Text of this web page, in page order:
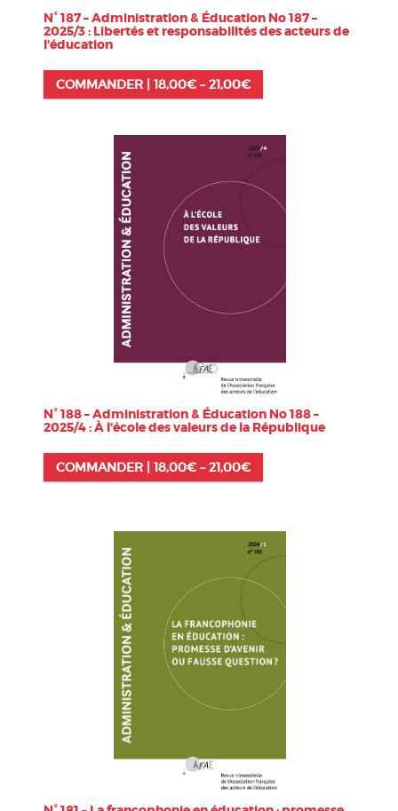
N° 187 – Administration & Éducation No 187 –
2025/3 : Libertés et responsabilités des acteurs de
l’éducation
COMMANDER | 18,00€–21,00€
N° 188 – Administration & Éducation No 188 –
2025/4 : À l’école des valeurs de la République
COMMANDER | 18,00€–21,00€